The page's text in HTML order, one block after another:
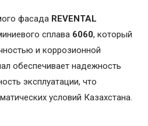
фасада REVENTAL
сплава 6060, который
и коррозионной
обеспечивает надежность
эксплуатации, что
условий Казахстана.